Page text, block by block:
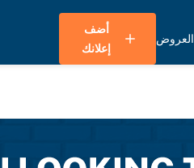
العروض
أضف
إعلانك